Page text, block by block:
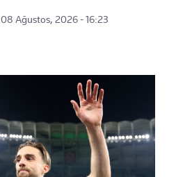
08 Ağustos, 2026 - 16:23